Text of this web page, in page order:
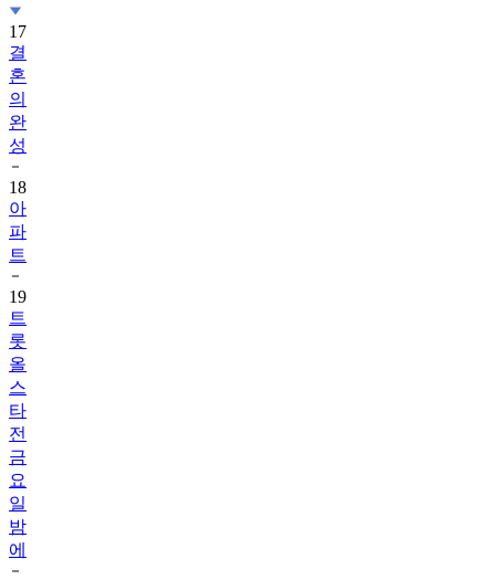
17
결
혼
의
완
성
18
아
파
트
19
트
롯
올
스
타
전
금
요
일
밤
에